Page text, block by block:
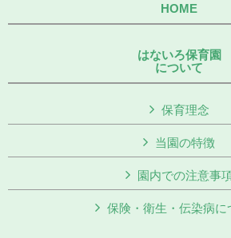
HOME
はないろ保育園
について
保育理念
当園の特徴
園内での注意事
保険・衛生・伝染病に